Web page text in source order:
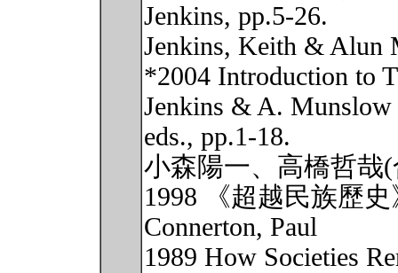
Jenkins, pp.5-26.
Jenkins, Keith & Alun
*2004 Introduction to
Jenkins & A. Munslow
eds., pp.1-18.
小森陽一、高橋哲哉
1998 《超越民族歷
Connerton, Paul
1989 How Societies